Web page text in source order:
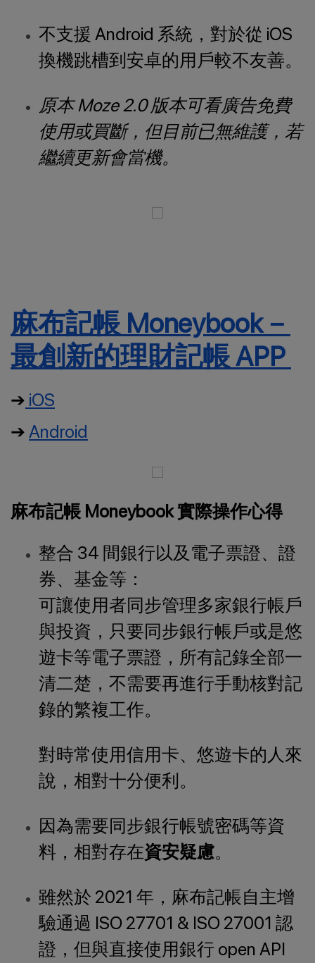
不支援 Android 系統，對於從 iOS
換機跳槽到安卓的用戶較不友善。
原本 Moze 2.0 版本可看廣告免費
使用或買斷，但目前已無維護，若
繼續更新會當機。
麻布記帳 Moneybook－
最創新的理財記帳 APP
➔ iOS
➔ Android
麻布記帳 Moneybook 實際操作心得
整合 34 間銀行以及電子票證、證
券、基金等：
可讓使用者同步管理多家銀行帳戶
與投資，只要同步銀行帳戶或是悠
遊卡等電子票證，所有記錄全部一
清二楚，不需要再進行手動核對記
錄的繁複工作。
對時常使用信用卡、悠遊卡的人來
說，相對十分便利。
因為需要同步銀行帳號密碼等資
料，相對存在資安疑慮。
雖然於 2021 年，麻布記帳自主增
驗通過 ISO 27701 & ISO 27001 認
證，但與直接使用銀行 open API